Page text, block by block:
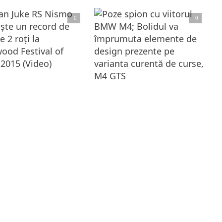
0
articolul complet
0
Citește articolul complet